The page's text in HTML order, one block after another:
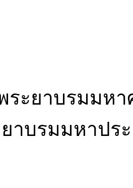
ระยาบรมมห
ยาบรมมหาป